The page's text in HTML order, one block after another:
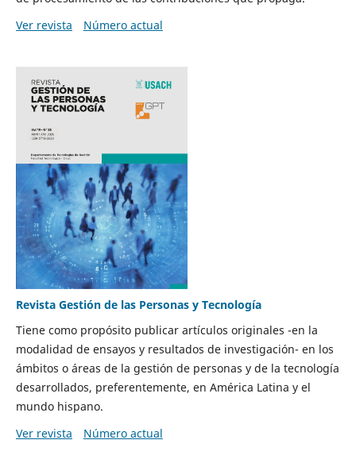
Ver revista
Número actual
Revista Gestión de las Personas y Tecnología
Tiene como propósito publicar artículos originales -en la
modalidad de ensayos y resultados de investigación- en los
ámbitos o áreas de la gestión de personas y de la tecnología
desarrollados, preferentemente, en América Latina y el
mundo hispano.
Ver revista
Número actual